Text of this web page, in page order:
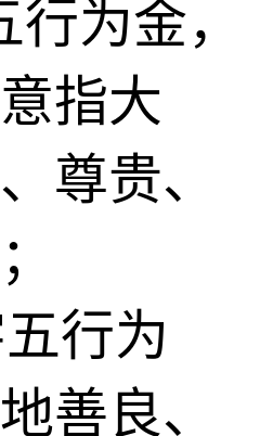
行为金，
指大
尊贵、
行为
善良、